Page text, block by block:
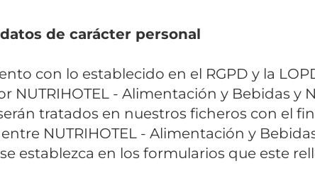
de carácter personal
con lo establecido en el RGPD y la
NUTRIHOTEL - Alimentación y Bebidas
tratados en nuestros ficheros con el
NUTRIHOTEL - Alimentación y
establezca en los formularios que este